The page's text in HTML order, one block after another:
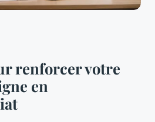
renforcer votre
en